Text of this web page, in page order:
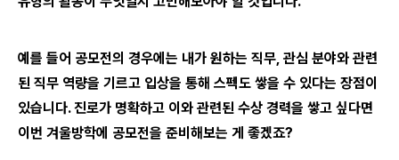
예를 들어 공모전의 경우에는 내가 원하는 직무, 관심 분야와 관련
된 직무 역량을 기르고 입상을 통해 스펙도 쌓을 수 있다는 장점이
있습니다. 진로가 명확하고 이와 관련된 수상 경력을 쌓고 싶다면
이번 겨울방학에 공모전을 준비해보는 게 좋겠죠?